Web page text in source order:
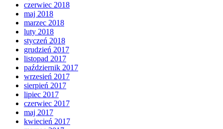
czerwiec 2018
maj 2018
marzec 2018
luty 2018
styczeń 2018
grudzień 2017
listopad 2017
październik 2017
wrzesień 2017
sierpień 2017
lipiec 2017
czerwiec 2017
maj 2017
kwiecień 2017